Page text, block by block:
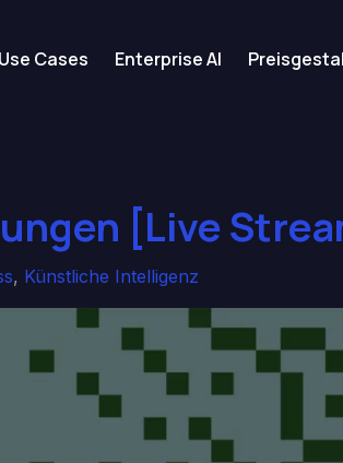
Use Cases Enterprise AI
[Live
, Künstliche Intelligenz